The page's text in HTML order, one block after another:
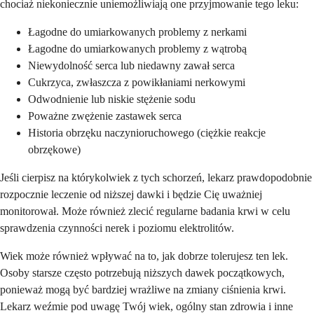
chociaż niekoniecznie uniemożliwiają one przyjmowanie tego leku:
Łagodne do umiarkowanych problemy z nerkami
Łagodne do umiarkowanych problemy z wątrobą
Niewydolność serca lub niedawny zawał serca
Cukrzyca, zwłaszcza z powikłaniami nerkowymi
Odwodnienie lub niskie stężenie sodu
Poważne zwężenie zastawek serca
Historia obrzęku naczynioruchowego (ciężkie reakcje
obrzękowe)
Jeśli cierpisz na którykolwiek z tych schorzeń, lekarz prawdopodobnie
rozpocznie leczenie od niższej dawki i będzie Cię uważniej
monitorował. Może również zlecić regularne badania krwi w celu
sprawdzenia czynności nerek i poziomu elektrolitów.
Wiek może również wpływać na to, jak dobrze tolerujesz ten lek.
Osoby starsze często potrzebują niższych dawek początkowych,
ponieważ mogą być bardziej wrażliwe na zmiany ciśnienia krwi.
Lekarz weźmie pod uwagę Twój wiek, ogólny stan zdrowia i inne